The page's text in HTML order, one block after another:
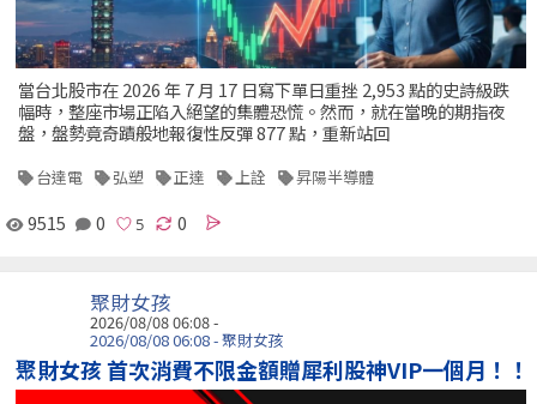
當台北股市在 2026 年 7 月 17 日寫下單日重挫 2,953 點的史詩級跌
幅時，整座市場正陷入絕望的集體恐慌。然而，就在當晚的期指夜
盤，盤勢竟奇蹟般地報復性反彈 877 點，重新站回
台達電 弘塑 正達 上詮 昇陽半導體
9515 0 0
聚財女孩
2026/08/08 06:08 -
2026/08/08 06:08 - 聚財女孩
聚財女孩 首次消費不限金額贈犀利股神VIP一個月！！